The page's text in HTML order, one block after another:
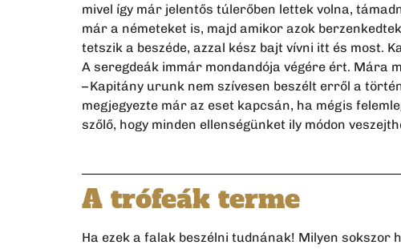
mivel így már jelentős túlerőben lettek volna,
már a németeket is, majd amikor azok
tetszik a beszéde, azzal kész bajt vívni itt és most.
A seregdeák immár mondandója végére ért. Mára
– Kapitány urunk nem szívesen beszélt erről a
megjegyezte már az eset kapcsán, ha mégis
szőlő, hogy minden ellenségünket ily módon
A trófeák terme
Ha ezek a falak beszélni tudnának! Milyen sokszor